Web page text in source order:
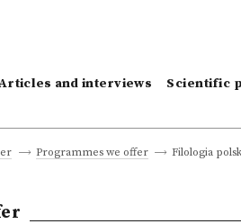
and interviews Scientific
Programmes we offer Filologia